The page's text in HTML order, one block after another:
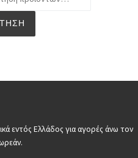
εντός Ελλάδος για αγορές άνω τον